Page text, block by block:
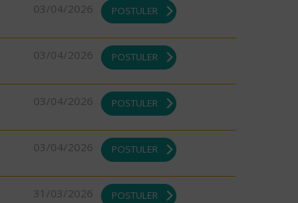
03/04/2026 POSTULER
03/04/2026 POSTULER
03/04/2026 POSTULER
03/04/2026 POSTULER
31/03/2026 POSTULER